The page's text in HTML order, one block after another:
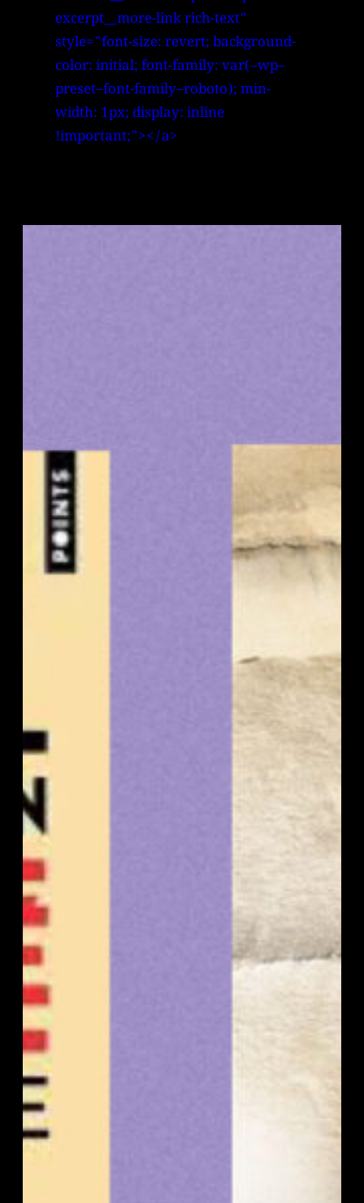
excerpt__more-link rich-text"
style="font-size: revert; background-
color: initial; font-family: var(–wp–
preset–font-family–roboto); min-
width: 1px; display: inline
!important;"></a>